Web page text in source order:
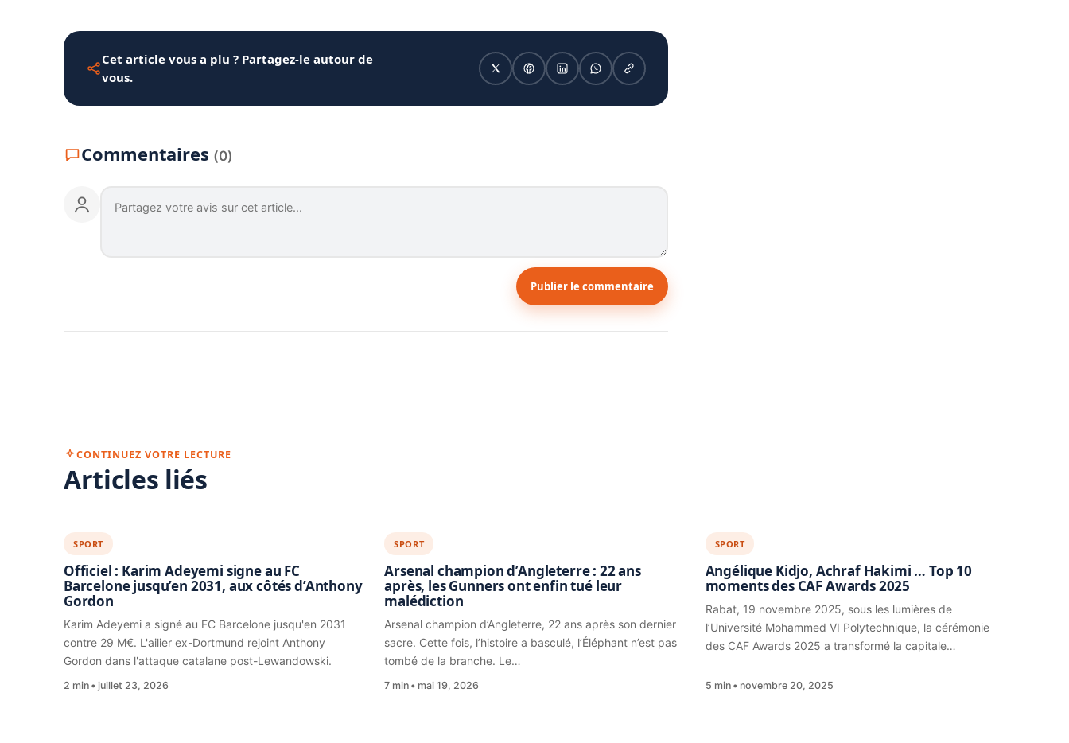
Cet article vous a plu ? Partagez-le autour de
vous.
Commentaires (0)
Publier le commentaire
CONTINUEZ VOTRE LECTURE
Articles liés
SPORT
Officiel : Karim Adeyemi signe au FC
Barcelone jusqu’en 2031, aux côtés d’Anthony
Gordon
Karim Adeyemi a signé au FC Barcelone jusqu'en 2031
contre 29 M€. L'ailier ex-Dortmund rejoint Anthony
Gordon dans l'attaque catalane post-Lewandowski.
2 min juillet 23, 2026
SPORT
Arsenal champion d’Angleterre : 22 ans
après, les Gunners ont enfin tué leur
malédiction
Arsenal champion d’Angleterre, 22 ans après son dernier
sacre. Cette fois, l’histoire a basculé, l’Éléphant n’est pas
tombé de la branche. Le…
7 min mai 19, 2026
SPORT
Angélique Kidjo, Achraf Hakimi … Top 10
moments des CAF Awards 2025
Rabat, 19 novembre 2025, sous les lumières de
l’Université Mohammed VI Polytechnique, la cérémonie
des CAF Awards 2025 a transformé la capitale…
5 min novembre 20, 2025